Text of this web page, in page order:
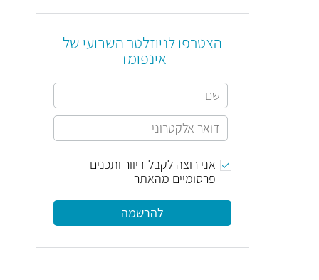
הצטרפו לניוזלטר השבועי של
אינפומד
אני רוצה לקבל דיוור ותכנים
פרסומיים מהאתר
להרשמה